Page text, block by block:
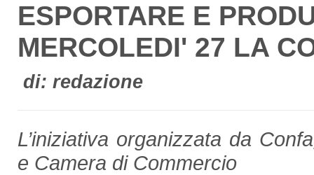
ESPORTARE E
MERCOLEDI' 27 LA
di: redazione
L’iniziativa organizzata da
e Camera di Commercio